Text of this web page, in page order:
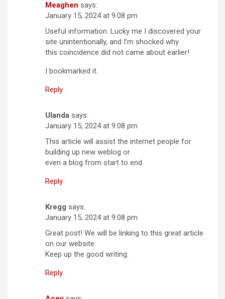
Meaghen says:
January 15, 2024 at 9:08 pm
Useful information. Lucky me I discovered your
site unintentionally, and I’m shocked why
this coincidence did not came about earlier!
I bookmarked it.
Reply
Ulanda says:
January 15, 2024 at 9:08 pm
This article will assist the internet people for
building up new weblog or
even a blog from start to end.
Reply
Kregg says:
January 15, 2024 at 9:08 pm
Great post! We will be linking to this great article
on our website.
Keep up the good writing.
Reply